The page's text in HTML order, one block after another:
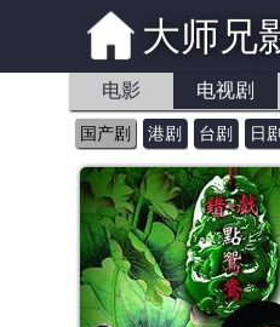
大师兄
电影 电视剧
国产剧 港剧 台剧 日剧